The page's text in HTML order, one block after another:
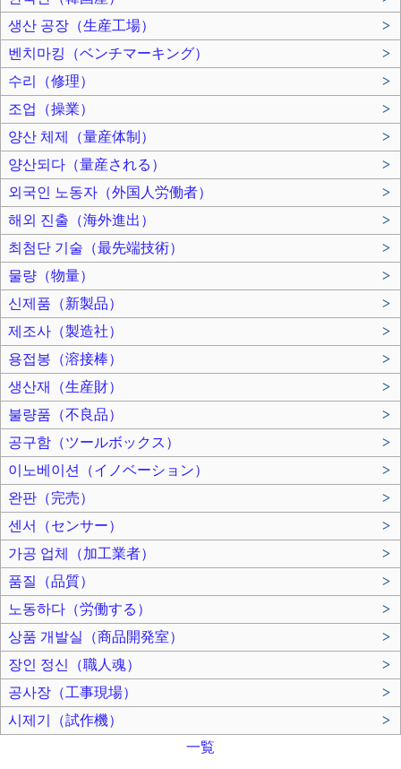
생산 공장（生産工場）
>
벤치마킹（ベンチマーキング）
>
수리（修理）
>
조업（操業）
>
양산 체제（量産体制）
>
양산되다（量産される）
>
외국인 노동자（外国人労働者）
>
해외 진출（海外進出）
>
최첨단 기술（最先端技術）
>
물량（物量）
>
신제품（新製品）
>
제조사（製造社）
>
용접봉（溶接棒）
>
생산재（生産財）
>
불량품（不良品）
>
공구함（ツールボックス）
>
이노베이션（イノベーション）
>
완판（完売）
>
센서（センサー）
>
가공 업체（加工業者）
>
품질（品質）
>
노동하다（労働する）
>
상품 개발실（商品開発室）
>
장인 정신（職人魂）
>
공사장（工事現場）
>
시제기（試作機）
>
一覧